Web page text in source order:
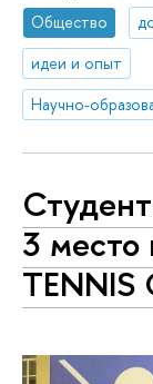
Общество
идеи и опыт
3 место
TENNIS